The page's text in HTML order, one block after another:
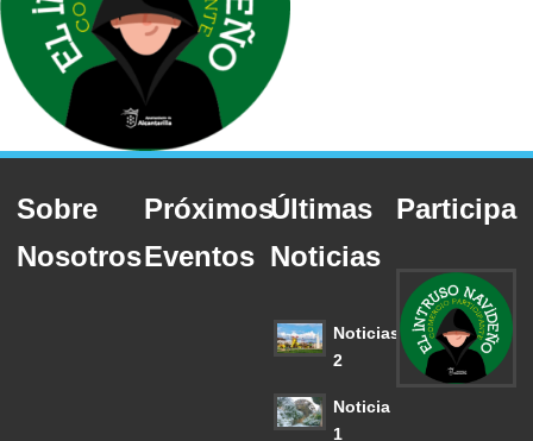
Sobre
Nosotros
Próximos
Eventos
Últimas
Noticias
Noticias
2
Noticia
1
Participa